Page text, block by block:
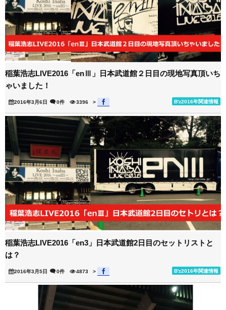
稲葉浩志LIVE2016「enⅢ」日本武道館２日目の現地写真頂いち
ゃいました！
2016年3月6日 B'z2016年関連情報
0件 3396 >
稲葉浩志LIVE2016「en3」日本武道館2日目のセットリストと
は？
2016年3月5日 B'z2016年関連情報
0件 4873 >